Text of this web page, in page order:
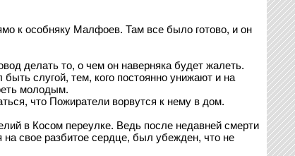
к особняку Малфоев. Там все было готово, и он
делать то, о чем он наверняка будет жалеть.
слугой, тем, кого постоянно унижают и на
молодым.
что Пожиратели ворвутся к нему в дом.
в Косом переулке. Ведь после недавней смерти
свое разбитое сердце, был убежден, что не